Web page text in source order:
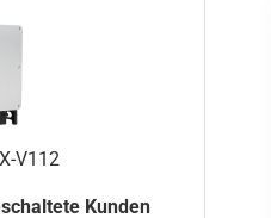
​V112
Kunden